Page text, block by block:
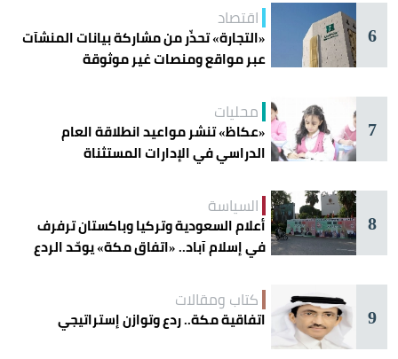
6
اقتصاد
«التجارة» تحذّر من مشاركة بيانات المنشآت
عبر مواقع ومنصات غير موثوقة
7
محليات
«عكاظ» تنشر مواعيد انطلاقة العام
الدراسي في الإدارات المستثناة
8
السياسة
أعلام السعودية وتركيا وباكستان ترفرف
في إسلام آباد.. «اتفاق مكة» يوحّد الردع
9
كتاب ومقالات
اتفاقية مكة.. ردع وتوازن إستراتيجي